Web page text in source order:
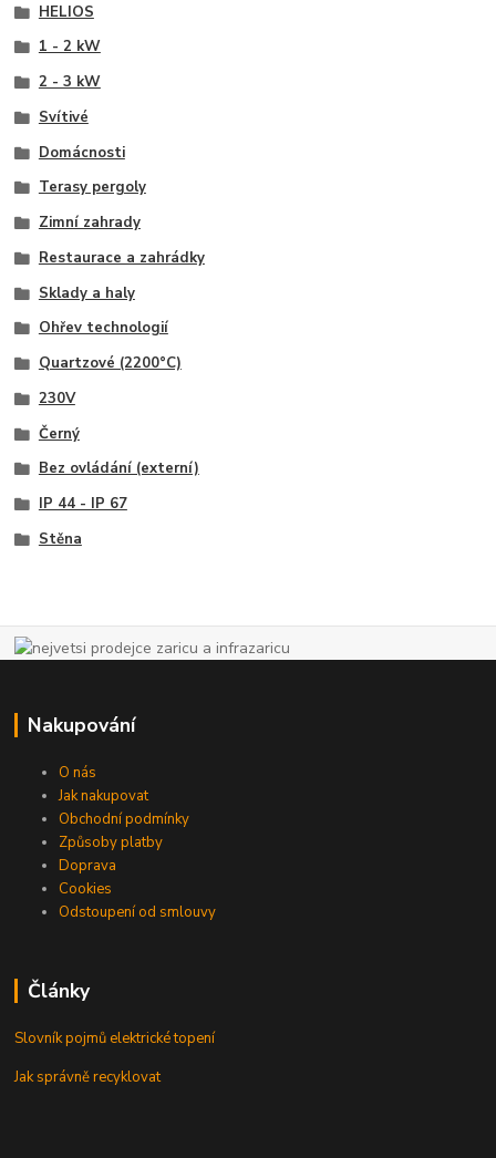
HELIOS
1 - 2 kW
2 - 3 kW
Svítivé
Domácnosti
Terasy pergoly
Zimní zahrady
Restaurace a zahrádky
Sklady a haly
Ohřev technologií
Quartzové (2200°C)
230V
Černý
Bez ovládání (externí)
IP 44 - IP 67
Stěna
Nakupování
O nás
Jak nakupovat
Obchodní podmínky
Způsoby platby
Doprava
Cookies
Odstoupení od smlouvy
Články
Slovník pojmů elektrické topení
Jak správně recyklovat